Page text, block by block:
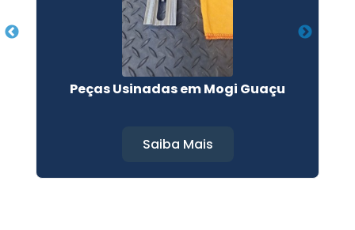
Peças Usinadas em Mogi Guaçu
Saiba Mais